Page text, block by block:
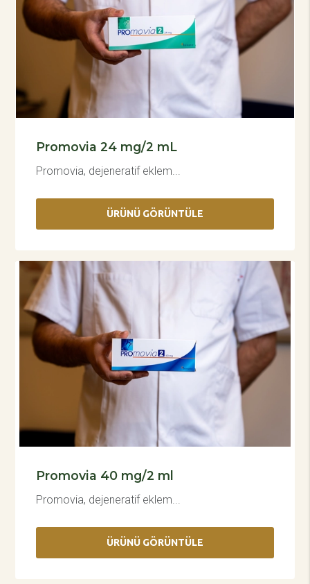
Promovia 24 mg/2 mL
Promovia, dejeneratif eklem...
ÜRÜNÜ GÖRÜNTÜLE
Promovia 40 mg/2 ml
Promovia, dejeneratif eklem...
ÜRÜNÜ GÖRÜNTÜLE